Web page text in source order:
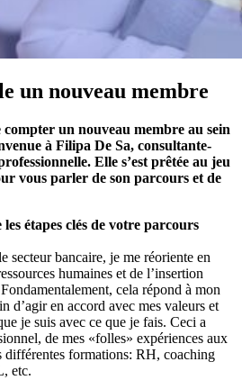
un nouveau membre
compter un nouveau membre au sein
à Filipa De Sa, consultante-
Elle s’est prêtée au jeu
vous parler de son parcours et de
étapes clés de votre parcours
secteur bancaire, je me réoriente en
humaines et de l’insertion
cela répond à mon
d’agir en accord avec mes valeurs et
je suis avec ce que je fais. Ceci a
de mes «folles» expériences aux
différentes formations: RH, coaching
etc.